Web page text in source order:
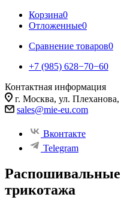
Корзина0
Отложенные0
Сравнение товаров0
+7 (985) 628−70−60
Контактная информация
г. Москва, ул. Плеханова,
sales@mie-eu.com
Вконтакте
Telegram
трикотажа